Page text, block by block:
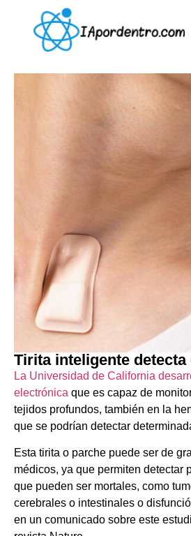
Tirita inteligente detecta
La Universidad de California
electrónica que es capaz de
tejidos profundos, también en la
que se podrían detectar
Esta tirita o parche puede ser de
médicos, ya que permiten detectar
que pueden ser mortales, como
cerebrales o intestinales o
en un comunicado sobre este